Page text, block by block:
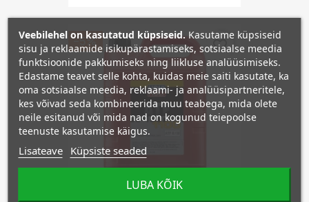
−5% favorite_border
Veebilehel on kasutatud küpsiseid. Kasutame küpsiseid
sisu ja reklaamide isikupärastamiseks, sotsiaalse meedia
funktsioonide pakkumiseks ning liikluse analüüsimiseks.
Edastame teavet selle kohta, kuidas meie saiti kasutate, ka
oma sotsiaalse meedia, reklaami- ja analüüsipartneritele,
kes võivad seda kombineerida muu teabega, mida olete
neile esitanud või mida nad on kogunud teiepoolse
teenuste kasutamise käigus.
Lisateave Küpsiste seaded
LUBA KÕIK